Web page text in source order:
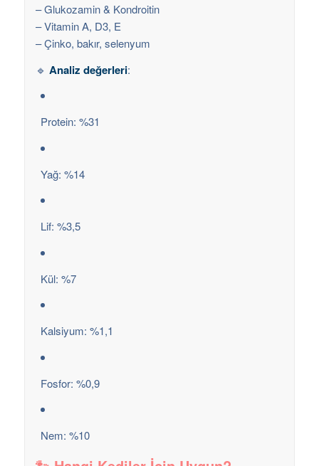
– Glukozamin & Kondroitin
– Vitamin A, D3, E
– Çinko, bakır, selenyum
🔹 Analiz değerleri:
Protein: %31
Yağ: %14
Lif: %3,5
Kül: %7
Kalsiyum: %1,1
Fosfor: %0,9
Nem: %10